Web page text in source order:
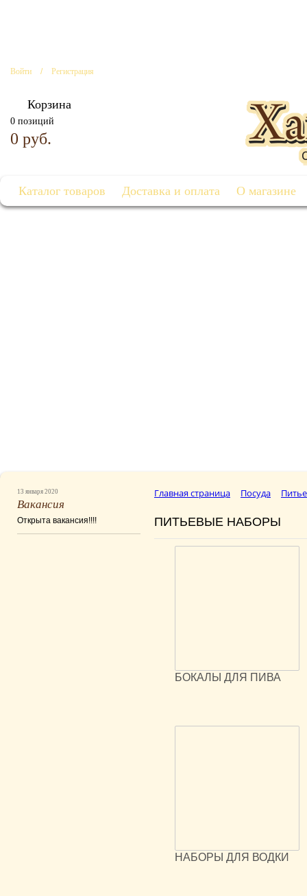
Войти / Регистрация
Корзина
0 позиций
0 руб.
Каталог товаров Доставка и оплата О магазине
Главная страница Посуда
ПИТЬЕВЫЕ НАБОРЫ
БОКАЛЫ ДЛЯ ПИВА
НАБОРЫ ДЛЯ ВОДКИ
13 января 2020
Вакансия
Открыта вакансия!!!!